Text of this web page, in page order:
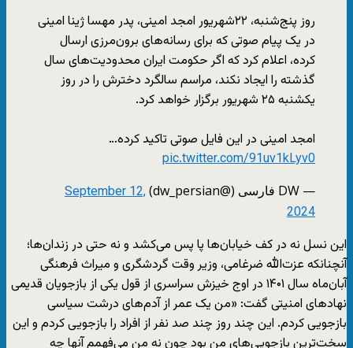
روز پنج‌شنبه، ۲۲شهریور امجد امینی، پدر مهسا ژینا امینی
در یک پیام صوتی که برای رسانه‌های برون‌مرزی ارسال
کرده، اعلام کرد که اگر حکومت ایران محدودیت‌های سال
گذشته را ایجاد نکند، مراسم سالگرد دخترش را در روز
یکشنبه ۲۵ شهریور برگزار خواهد کرد.
امجد امینی در این فایل صوتی تاکید کرده…
pic.twitter.com/91uv1kLyv0
— DW فارسی (@dw_persian)
September 12,
2024
این نسل نه در کف خیابان‌ها پا پس می‌کشد و نه حتی در زندان‌ها؛
آنچنانکه عزت‌الله ضرغامی، وزیر وقت گردشگری و میراث فرهنگی
آبان‌ماه سال ۱۴۰۱ در اوج خیزش سراسری از قول یکی از بازجویان قدیمی
نهادهای امنیتی گفت: «من یک عمر از آدم‌های درشت سیاسی
بازجویی کردم. این چند روز چند صد نفر از افراد را بازجویی کردم و این
سخت‌ترین بازجویی‌های من بود چون نه من می‌فهمم آنها چه